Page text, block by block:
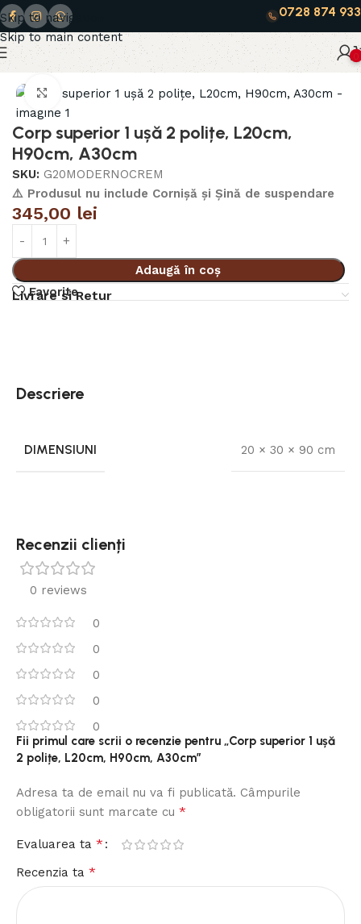
Skip to navigation
Skip to main content
0728 874 933
0
Prima pagină Moderno Crem
Click to enlarge
Corp superior 1 ușă 2 polițe, L20cm,
H90cm, A30cm
SKU: G20MODERNOCREM
⚠️ Produsul nu include Cornișă și Șină de suspendare
345,00 lei
Adaugă în coș
Favorite
Livrare si Retur
Descriere
DIMENSIUNI 20 × 30 × 90 cm
Recenzii clienți
0 reviews
0
0
0
0
0
Fii primul care scrii o recenzie pentru „Corp superior 1 ușă
2 polițe, L20cm, H90cm, A30cm”
Adresa ta de email nu va fi publicată. Câmpurile
obligatorii sunt marcate cu *
Evaluarea ta *
Recenzia ta *